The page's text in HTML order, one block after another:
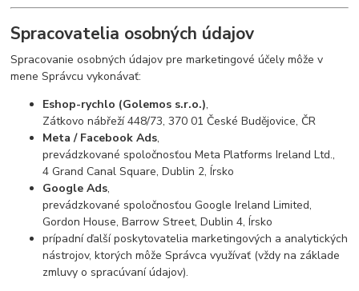
Spracovatelia osobných údajov
Spracovanie osobných údajov pre marketingové účely môže v
mene Správcu vykonávať:
Eshop-rychlo (Golemos s.r.o.),
Zátkovo nábřeží 448/73, 370 01 České Budějovice, ČR
Meta / Facebook Ads,
prevádzkované spoločnosťou Meta Platforms Ireland Ltd.,
4 Grand Canal Square, Dublin 2, Írsko
Google Ads,
prevádzkované spoločnosťou Google Ireland Limited,
Gordon House, Barrow Street, Dublin 4, Írsko
prípadní ďalší poskytovatelia marketingových a analytických
nástrojov, ktorých môže Správca využívať (vždy na základe
zmluvy o spracúvaní údajov).